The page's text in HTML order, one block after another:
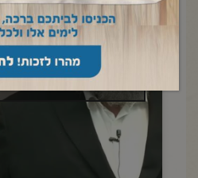
marketing cookies and
this content